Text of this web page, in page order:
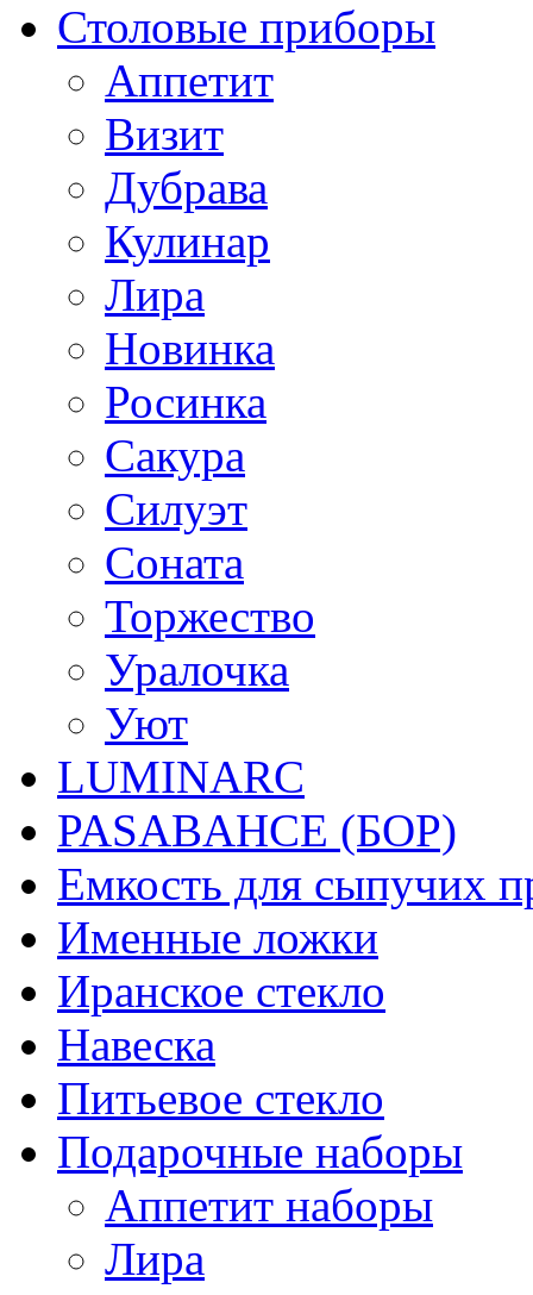
Столовые приборы
Аппетит
Визит
Дубрава
Кулинар
Лира
Новинка
Росинка
Сакура
Силуэт
Соната
Торжество
Уралочка
Уют
LUMINARC
PASABAHCE (БОР)
Емкость для сыпучих
Именные ложки
Иранское стекло
Навеска
Питьевое стекло
Подарочные наборы
Аппетит наборы
Лира